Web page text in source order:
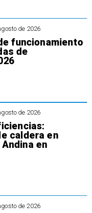
de 2026
funcionamiento
de
de 2026
caldera en
en
de 2026